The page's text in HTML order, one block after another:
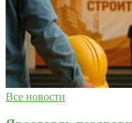
Все новости